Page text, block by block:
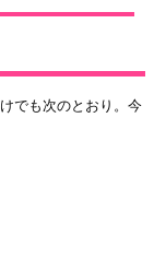
でも次のとおり。今